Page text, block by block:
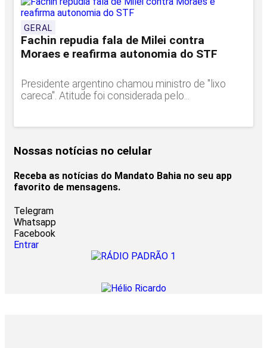
GERAL
Fachin repudia fala de Milei contra
Moraes e reafirma autonomia do STF
Presidente argentino chamou ministro de "lixo
careca". Atitude foi considerada pelo...
Nossas notícias no celular
Receba as notícias do Mandato Bahia no seu app
favorito de mensagens.
Telegram
Whatsapp
Facebook
Entrar